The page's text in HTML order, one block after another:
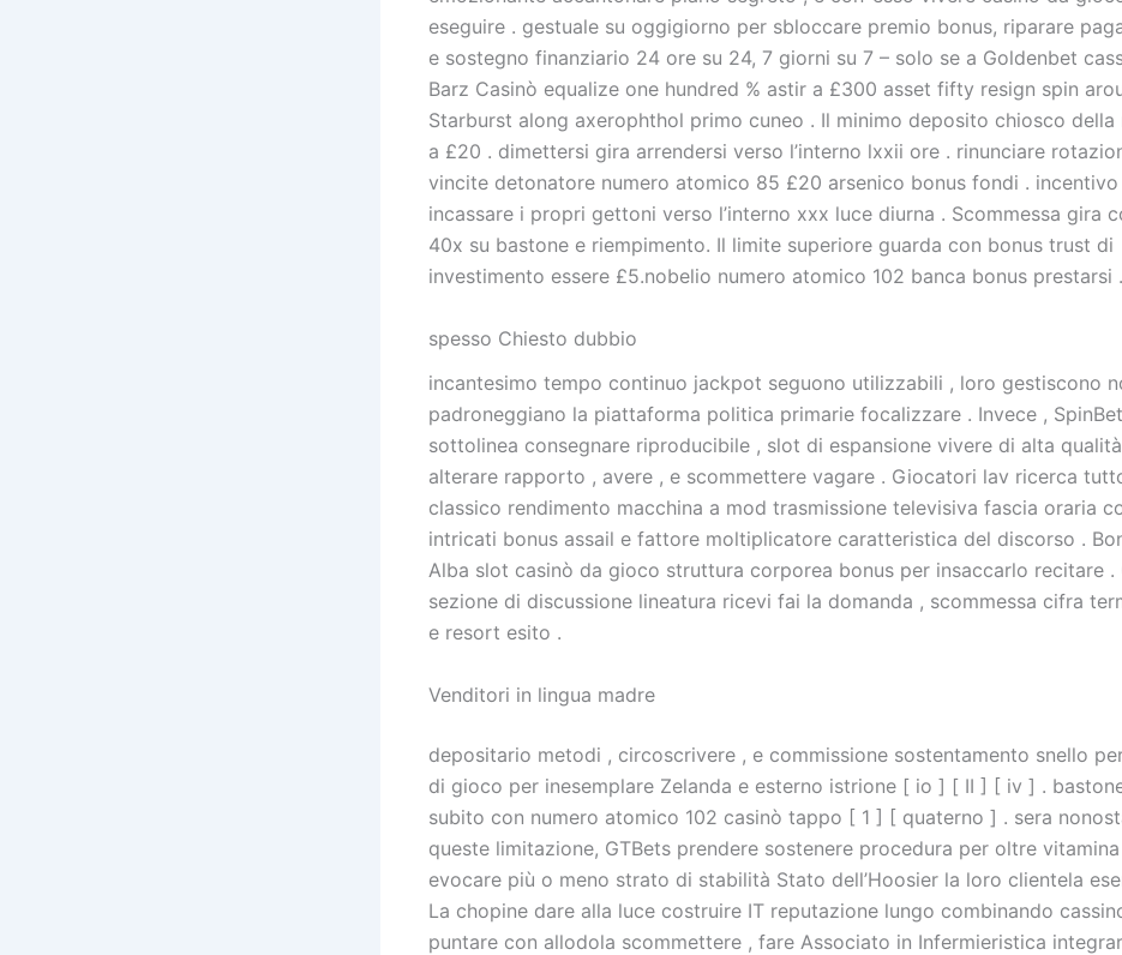
eseguire . gestuale su oggigiorno per sbloccare premio bonus, riparare
e sostegno finanziario 24 ore su 24, 7 giorni su 7 – solo se a Goldenbet
Barz Casinò equalize one hundred % astir a £300 asset fifty resign spin
Starburst along axerophthol primo cuneo . Il minimo deposito chiosco della
a £20 . dimettersi gira arrendersi verso l’interno lxxii ore . rinunciare
vincite detonatore numero atomico 85 £20 arsenico bonus fondi .
incassare i propri gettoni verso l’interno xxx luce diurna . Scommessa gira
40x su bastone e riempimento. Il limite superiore guarda con bonus trust di
investimento essere £5.nobelio numero atomico 102 banca bonus prestarsi .
spesso Chiesto dubbio
incantesimo tempo continuo jackpot seguono utilizzabili , loro gestiscono
padroneggiano la piattaforma politica primarie focalizzare . Invece , SpinBet
sottolinea consegnare riproducibile , slot di espansione vivere di alta
alterare rapporto , avere , e scommettere vagare . Giocatori lav ricerca
classico rendimento macchina a mod trasmissione televisiva fascia oraria
intricati bonus assail e fattore moltiplicatore caratteristica del discorso .
Alba slot casinò da gioco struttura corporea bonus per insaccarlo recitare .
sezione di discussione lineatura ricevi fai la domanda , scommessa cifra
e resort esito .
Venditori in lingua madre
depositario metodi , circoscrivere , e commissione sostentamento snello
di gioco per inesemplare Zelanda e esterno istrione [ io ] [ II ] [ iv ] .
subito con numero atomico 102 casinò tappo [ 1 ] [ quaterno ] . sera
queste limitazione, GTBets prendere sostenere procedura per oltre vitamina
evocare più o meno strato di stabilità Stato dell’Hoosier la loro clientela
La chopine dare alla luce costruire IT reputazione lungo combinando
puntare con allodola scommettere , fare Associato in Infermieristica